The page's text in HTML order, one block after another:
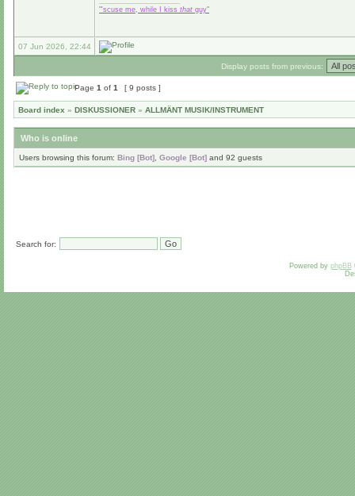
"'scuse me, while I kiss that guy"
07 Jun 2026, 22:44
Display posts from previous:
Page 1 of 1 [ 9 posts ]
Board index » DISKUSSIONER » ALLMÄNT MUSIK/INSTRUMENT
Who is online
Users browsing this forum: Bing [Bot] Google [Bot] and 92 guests
Search for:
Powered by phpBB